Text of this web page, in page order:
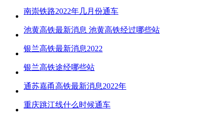
南崇铁路2022年几月份通车
池黄高铁最新消息 池黄高铁经过哪些站
银兰高铁最新消息2022
银兰高铁途经哪些站
通苏嘉甬高铁最新消息2022年
重庆跳江线什么时候通车